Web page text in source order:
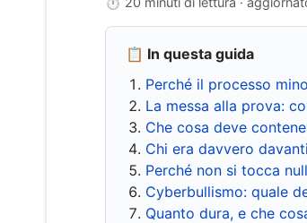
📋 In questa guida
Perché il processo
La messa alla prova:
Che cosa deve
Chi era davvero
Perché non si tocca
Cyberbullismo: quale
Quanto dura, e che